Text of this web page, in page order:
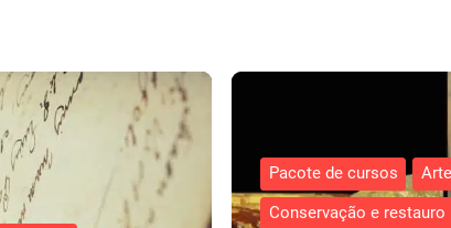
Pacote de cursos
Conservação e restauro